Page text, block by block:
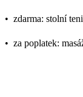
• zdarma: stolní
• za poplatek: